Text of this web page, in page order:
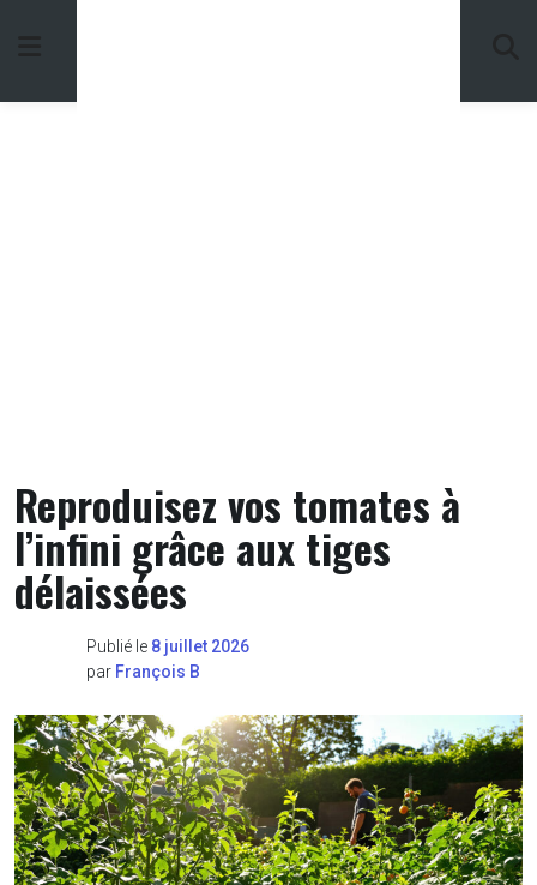
Reproduisez vos tomates à
l’infini grâce aux tiges
délaissées
Publié le 8 juillet 2026
par François B